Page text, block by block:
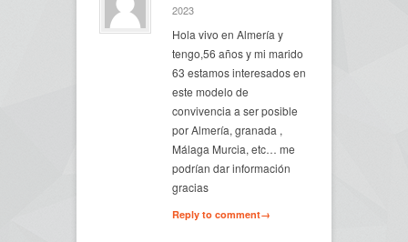
2023
Hola vivo en Almería y
tengo,56 años y mi marido
63 estamos interesados en
este modelo de
convivencia a ser posible
por Almería, granada ,
Málaga Murcia, etc… me
podrían dar información
gracias
Reply to comment→